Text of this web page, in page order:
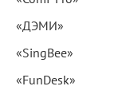
«ДЭМИ»
«SingBee»
«FunDesk»